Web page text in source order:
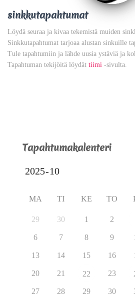
sinkkutapahtumat
Löydä seuraa ja kivaa tekemistä muiden
Sinkkutapahtumat tarjoaa alustan sinkuille
Tule tapahtumiin ja lähde uusia ystäviä ja
Tapahtuman tekijöitä löydät tiimi -sivulta.
Tapahtumakalenteri
MA TI KE TO
29 30 1 2
6 7 8 9
13 14 15 16
20 21 22 23
27 28 29 30